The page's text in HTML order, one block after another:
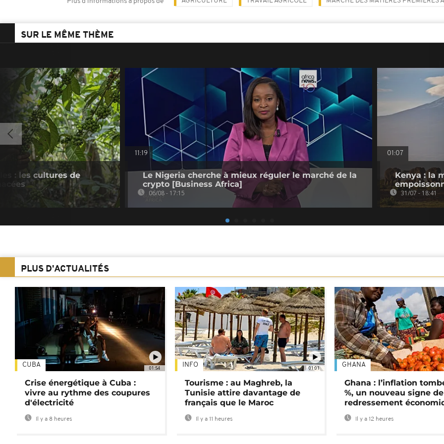
SUR LE MÊME THÈME
: les cultures de
11:19
Le Nigeria cherche à mieux réguler le marché de la
crypto [Business Africa]
06/08 - 17:15
01:07
Kenya : la
31/07 - 18:41
PLUS D'ACTUALITÉS
01:54
CUBA
Crise énergétique à Cuba :
vivre au rythme des coupures
d'électricité
Il y a 8 heures
01:01
INFO
Tourisme : au Maghreb, la
Tunisie attire davantage de
français que le Maroc
Il y a 11 heures
GHANA
Ghana : l’inflation
%, un nouveau signe de
redressement
Il y a 12 heures